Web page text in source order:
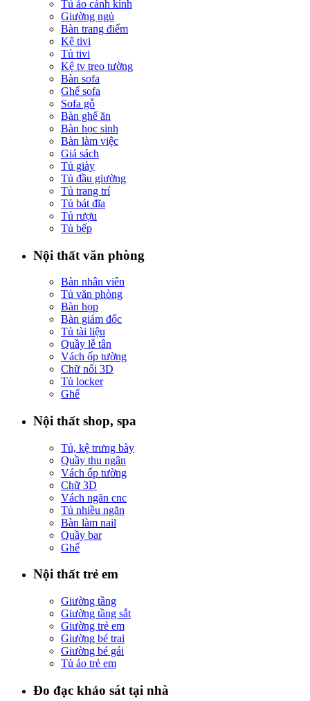
Tú áo cánh kính
Giường ngủ
Bàn trang điểm
Kệ tivi
Tủ tivi
Kệ tv treo tường
Bàn sofa
Ghế sofa
Sofa gỗ
Bàn ghế ăn
Bàn học sinh
Bàn làm việc
Giá sách
Tủ giày
Tủ đầu giường
Tủ trang trí
Tủ bát đĩa
Tủ rượu
Tủ bếp
Nội thất văn phòng
Bàn nhân viên
Tủ văn phòng
Bàn họp
Bàn giám đốc
Tủ tài liệu
Quầy lễ tân
Vách ốp tường
Chữ nổi 3D
Tủ locker
Ghế
Nội thất shop, spa
Tủ, kệ trưng bày
Quầy thu ngân
Vách ốp tường
Chữ 3D
Vách ngăn cnc
Tủ nhiều ngăn
Bàn làm nail
Quầy bar
Ghế
Nội thất trẻ em
Giường tầng
Giường tầng sắt
Giường trẻ em
Giường bé trai
Giường bé gái
Tủ áo trẻ em
Đo đạc khảo sát tại nhà